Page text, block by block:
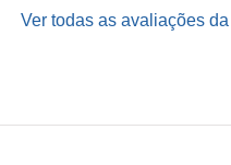
Ver todas as avaliações